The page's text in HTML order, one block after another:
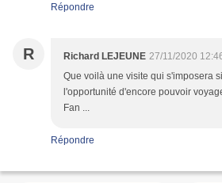
Répondre
R Richard LEJEUNE 27/11/2020
Que voilà une visite qui s'imposera
l'opportunité d'encore pouvoir
Fan ...
Répondre